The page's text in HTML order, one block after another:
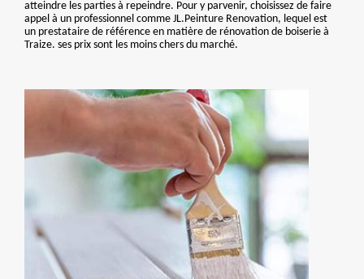
atteindre les parties à repeindre. Pour y parvenir, choisissez de faire
appel à un professionnel comme JL.Peinture Renovation, lequel est
un prestataire de référence en matière de rénovation de boiserie à
Traize. ses prix sont les moins chers du marché.